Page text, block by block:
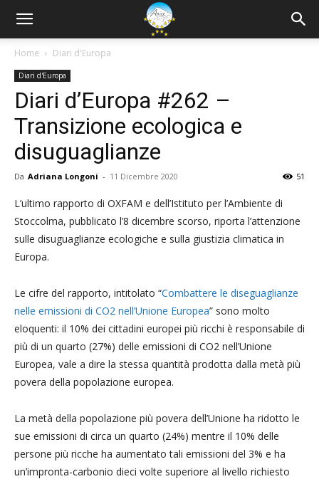
Home Diari d'Europa
Diari d'Europa
Diari d’Europa #262 –
Transizione ecologica e
disuguaglianze
Da Adriana Longoni - 11 Dicembre 2020 51
L’ultimo rapporto di OXFAM e dell’Istituto per l’Ambiente di
Stoccolma, pubblicato l’8 dicembre scorso, riporta l’attenzione
sulle disuguaglianze ecologiche e sulla giustizia climatica in
Europa.
Le cifre del rapporto, intitolato “Combattere le diseguaglianze
nelle emissioni di CO2 nell’Unione Europea” sono molto
eloquenti: il 10% dei cittadini europei più ricchi è responsabile di
più di un quarto (27%) delle emissioni di CO2 nell’Unione
Europea, vale a dire la stessa quantità prodotta dalla metà più
povera della popolazione europea.
La metà della popolazione più povera dell’Unione ha ridotto le
sue emissioni di circa un quarto (24%) mentre il 10% delle
persone più ricche ha aumentato tali emissioni del 3% e ha
un’impronta-carbonio dieci volte superiore al livello richiesto